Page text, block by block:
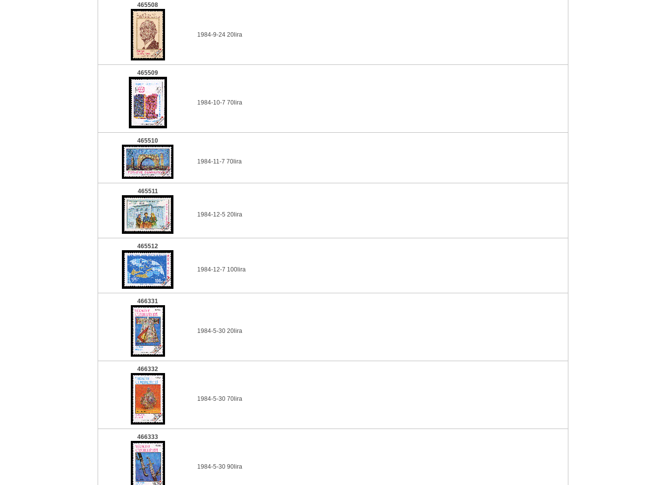
465508
1984-9-24 20lira
465509
1984-10-7 70lira
465510
1984-11-7 70lira
465511
1984-12-5 20lira
465512
1984-12-7 100lira
466331
1984-5-30 20lira
466332
1984-5-30 70lira
466333
1984-5-30 90lira